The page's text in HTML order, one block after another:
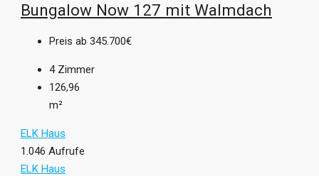
Bungalow Now 127 mit Walmdach
Preis ab 345.700€
4 Zimmer
126,96
m²
ELK Haus
1.046 Aufrufe
ELK Haus